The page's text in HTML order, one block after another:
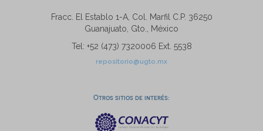
Fracc. El Establo 1-A, Col. Marfil C.P. 36250
Guanajuato, Gto., México
Tel: +52 (473) 7320006 Ext. 5538
repositorio@ugto.mx
Otros sitios de interés: